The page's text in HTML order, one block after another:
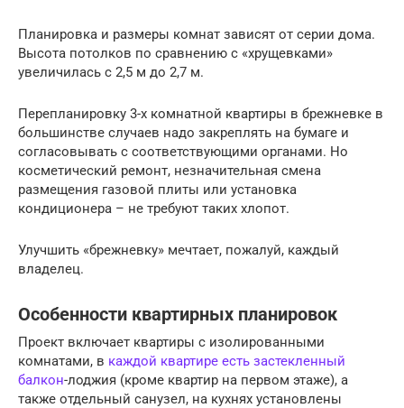
Планировка и размеры комнат зависят от серии дома.
Высота потолков по сравнению с «хрущевками»
увеличилась с 2,5 м до 2,7 м.
Перепланировку 3-х комнатной квартиры в брежневке в
большинстве случаев надо закреплять на бумаге и
согласовывать с соответствующими органами. Но
косметический ремонт, незначительная смена
размещения газовой плиты или установка
кондиционера – не требуют таких хлопот.
Улучшить «брежневку» мечтает, пожалуй, каждый
владелец.
Особенности квартирных планировок
Проект включает квартиры с изолированными
комнатами, в каждой квартире есть застекленный
балкон-лоджия (кроме квартир на первом этаже), а
также отдельный санузел, на кухнях установлены